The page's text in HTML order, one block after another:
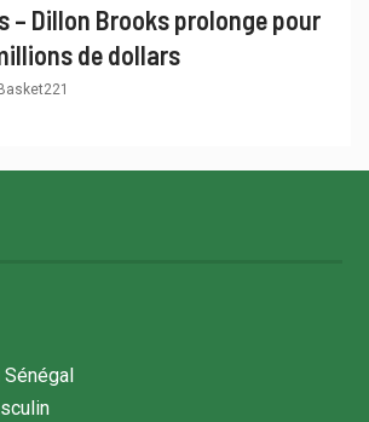
– Dillon Brooks prolonge pour
de dollars
Basket221
Sénégal